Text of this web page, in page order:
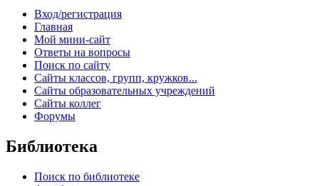
Вход/регистрация
Главная
Мой мини-сайт
Ответы на вопросы
Поиск по сайту
Сайты классов, групп, кружков...
Сайты образовательных учреждений
Сайты коллег
Форумы
Библиотека
Поиск по библиотеке